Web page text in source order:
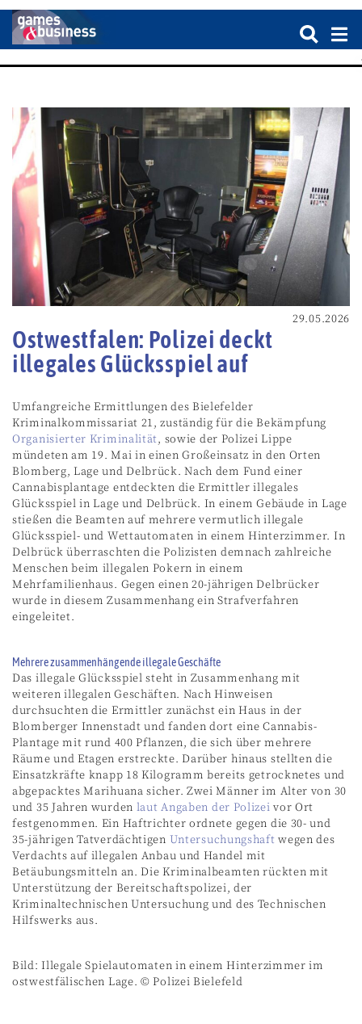
29.05.2026
Ostwestfalen: Polizei deckt
illegales Glücksspiel auf
Umfangreiche Ermittlungen des Bielefelder
Kriminalkommissariat 21, zuständig für die Bekämpfung
Organisierter Kriminalität, sowie der Polizei Lippe
mündeten am 19. Mai in einen Großeinsatz in den Orten
Blomberg, Lage und Delbrück. Nach dem Fund einer
Cannabisplantage entdeckten die Ermittler illegales
Glücksspiel in Lage und Delbrück. In einem Gebäude in Lage
stießen die Beamten auf mehrere vermutlich illegale
Glücksspiel- und Wettautomaten in einem Hinterzimmer. In
Delbrück überraschten die Polizisten demnach zahlreiche
Menschen beim illegalen Pokern in einem
Mehrfamilienhaus. Gegen einen 20-jährigen Delbrücker
wurde in diesem Zusammenhang ein Strafverfahren
eingeleitet.
Mehrere zusammenhängende illegale Geschäfte
Das illegale Glücksspiel steht in Zusammenhang mit
weiteren illegalen Geschäften. Nach Hinweisen
durchsuchten die Ermittler zunächst ein Haus in der
Blomberger Innenstadt und fanden dort eine Cannabis-
Plantage mit rund 400 Pflanzen, die sich über mehrere
Räume und Etagen erstreckte. Darüber hinaus stellten die
Einsatzkräfte knapp 18 Kilogramm bereits getrocknetes und
abgepacktes Marihuana sicher. Zwei Männer im Alter von 30
und 35 Jahren wurden laut Angaben der Polizei vor Ort
festgenommen. Ein Haftrichter ordnete gegen die 30- und
35-jährigen Tatverdächtigen Untersuchungshaft wegen des
Verdachts auf illegalen Anbau und Handel mit
Betäubungsmitteln an. Die Kriminalbeamten rückten mit
Unterstützung der Bereitschaftspolizei, der
Kriminaltechnischen Untersuchung und des Technischen
Hilfswerks aus.
Bild: Illegale Spielautomaten in einem Hinterzimmer im
ostwestfälischen Lage. © Polizei Bielefeld